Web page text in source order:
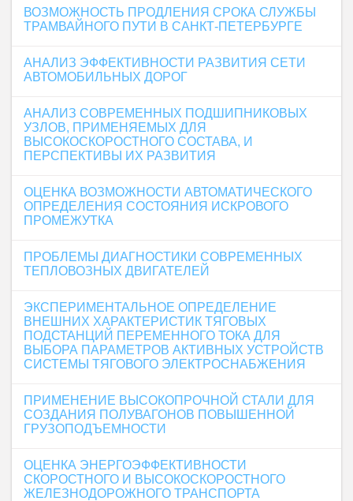
ВОЗМОЖНОСТЬ ПРОДЛЕНИЯ СРОКА СЛУЖБЫ
ТРАМВАЙНОГО ПУТИ В САНКТ-ПЕТЕРБУРГЕ
АНАЛИЗ ЭФФЕКТИВНОСТИ РАЗВИТИЯ СЕТИ
АВТОМОБИЛЬНЫХ ДОРОГ
АНАЛИЗ СОВРЕМЕННЫХ ПОДШИПНИКОВЫХ
УЗЛОВ, ПРИМЕНЯЕМЫХ ДЛЯ
ВЫСОКОСКОРОСТНОГО СОСТАВА, И
ПЕРСПЕКТИВЫ ИХ РАЗВИТИЯ
ОЦЕНКА ВОЗМОЖНОСТИ АВТОМАТИЧЕСКОГО
ОПРЕДЕЛЕНИЯ СОСТОЯНИЯ ИСКРОВОГО
ПРОМЕЖУТКА
ПРОБЛЕМЫ ДИАГНОСТИКИ СОВРЕМЕННЫХ
ТЕПЛОВОЗНЫХ ДВИГАТЕЛЕЙ
ЭКСПЕРИМЕНТАЛЬНОЕ ОПРЕДЕЛЕНИЕ
ВНЕШНИХ ХАРАКТЕРИСТИК ТЯГОВЫХ
ПОДСТАНЦИЙ ПЕРЕМЕННОГО ТОКА ДЛЯ
ВЫБОРА ПАРАМЕТРОВ АКТИВНЫХ УСТРОЙСТВ
СИСТЕМЫ ТЯГОВОГО ЭЛЕКТРОСНАБЖЕНИЯ
ПРИМЕНЕНИЕ ВЫСОКОПРОЧНОЙ СТАЛИ ДЛЯ
СОЗДАНИЯ ПОЛУВАГОНОВ ПОВЫШЕННОЙ
ГРУЗОПОДЪЕМНОСТИ
ОЦЕНКА ЭНЕРГОЭФФЕКТИВНОСТИ
СКОРОСТНОГО И ВЫСОКОСКОРОСТНОГО
ЖЕЛЕЗНОДОРОЖНОГО ТРАНСПОРТА